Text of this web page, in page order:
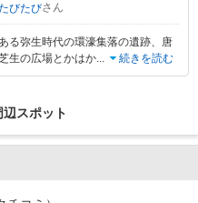
びたびさん
る弥生時代の環濠集落の遺跡、唐
生の広場とかはか... 続きを読む
辺スポット